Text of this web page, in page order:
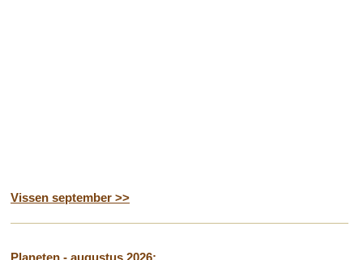
Vissen september >>
Planeten - augustus 2026: